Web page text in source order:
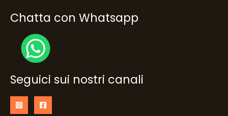
Chatta con Whatsapp
Seguici sui nostri canali